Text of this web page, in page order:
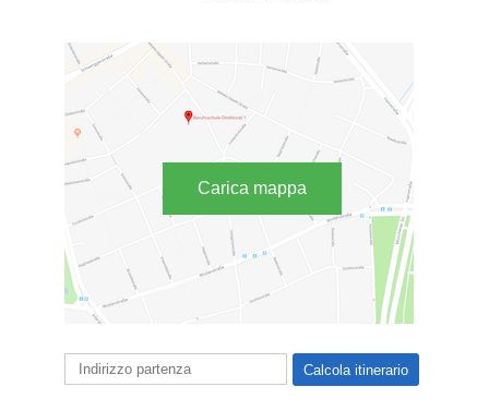
Carica mappa